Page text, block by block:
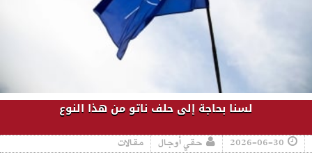
لسنا بحاجة إلى حلف ناتو من هذا النوع
2026-06-30 حقي أوجال مقالات